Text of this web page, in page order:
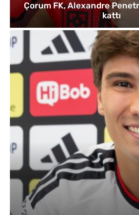
Çorum FK, Alexandre
kattı